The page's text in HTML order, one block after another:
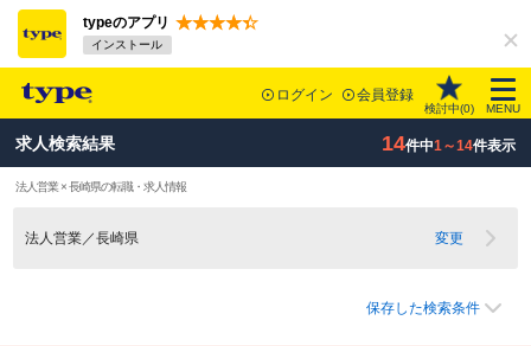
typeのアプリ
インストール
ログイン 会員登録
検討中(0) MENU
求人検索結果 14件中1～14件表示
法人営業 × 長崎県の転職・求人情報
法人営業／長崎県 変更
保存した検索条件